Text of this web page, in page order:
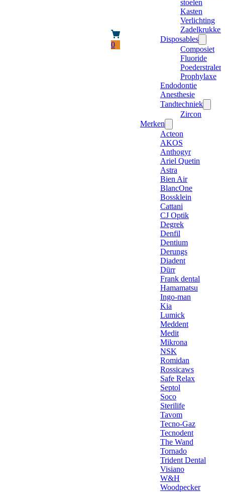
0
stoelen
Kasten
Verlichting
Zadelkrukken
Disposables
Composiet
Fluoride
Poederstraler
Prophylaxe
Endodontie
Anesthesie
Tandtechniek
Zircon
Merken
Acteon
AKOS
Anthogyr
Ariel Quetin
Astra
Bien Air
BlancOne
Bossklein
Cattani
CJ Optik
Degrek
Denfil
Dentium
Derungs
Diadent
Dürr
Frank dental
Hamamatsu
Ingo-man
Kia
Lumick
Meddent
Medit
Mikrona
NSK
Romidan
Rossicaws
Safe Relax
Septol
Soco
Sterilife
Tavom
Tecno-Gaz
Tecnodent
The Wand
Tornado
Trident Dental
Visiano
W&H
Woodpecker